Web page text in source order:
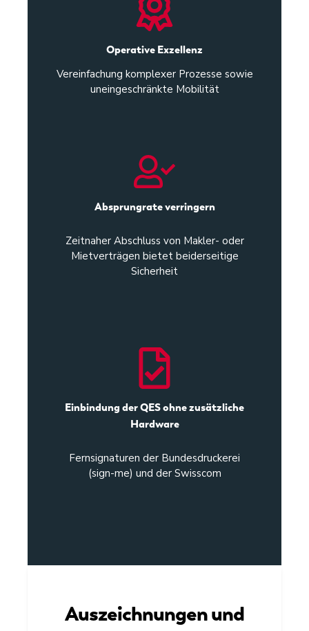
Operative Exzellenz
Vereinfachung komplexer Prozesse sowie
uneingeschränkte Mobilität
Absprungrate verringern
Zeitnaher Abschluss von Makler- oder
Mietverträgen bietet beiderseitige
Sicherheit
Einbindung der QES ohne zusätzliche
Hardware
Fernsignaturen der Bundesdruckerei
(sign-me) und der Swisscom
Auszeichnungen und